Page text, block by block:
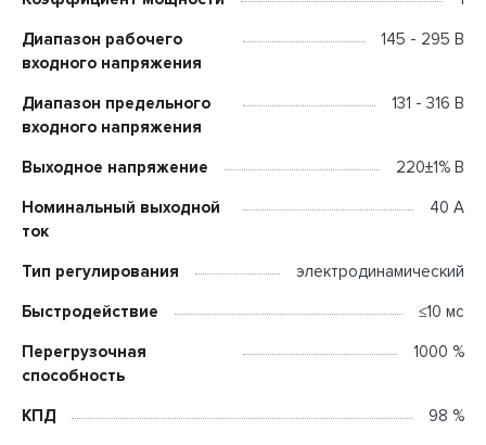
Диапазон рабочего
входного напряжения
145 - 295 В
Диапазон предельного
входного напряжения
131 - 316 В
Выходное напряжение 220±1% В
Номинальный выходной
ток
40 А
Тип регулирования электродинамический
Быстродействие ≤10 мс
Перегрузочная
способность
1000 %
КПД 98 %